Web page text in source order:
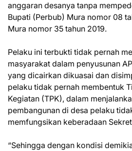
anggaran desanya tanpa
Bupati (Perbub) Mura nomor 08
Mura nomor 35 tahun 2019.
Pelaku ini terbukti tidak pernah
masyarakat dalam penyusunan
yang dicairkan dikuasai dan
pelaku tidak pernah membentuk
Kegiatan (TPK), dalam
pembangunan di desa pelaku
memfungsikan keberadaan
“Sehingga dengan kondisi